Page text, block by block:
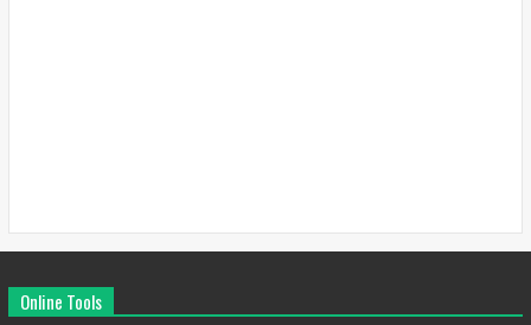
Online Tools